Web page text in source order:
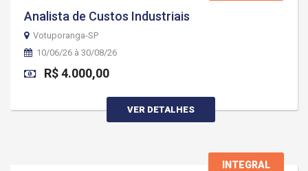
Analista de Custos Industriais
Votuporanga-SP
10/06/26 à 30/08/26
R$ 4.000,00
VER DETALHES
INTEGRAL